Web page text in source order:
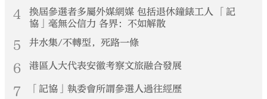
4
換屆參選者多屬外媒網媒 包括退休鐘錶工人 「記
協」毫無公信力 各界：不如解散
5 井水集/不轉型，死路一條
6 港區人大代表安徽考察文旅融合發展
7 「記協」執委會所謂參選人過往經歷